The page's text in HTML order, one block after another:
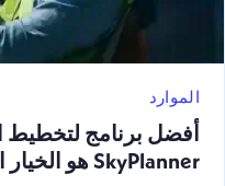
الموارد
أفضل برنامج لتخطيط
SkyPlanner هو الخيار الأمثل؟